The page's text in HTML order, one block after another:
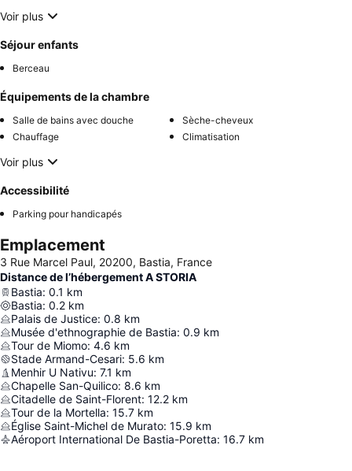
Voir plus
Séjour enfants
Berceau
Équipements de la chambre
Salle de bains avec douche
Sèche-cheveux
Chauffage
Climatisation
Voir plus
Accessibilité
Parking pour handicapés
Emplacement
3 Rue Marcel Paul, 20200, Bastia, France
Distance de l’hébergement A STORIA
Bastia: 0.1 km
Bastia: 0.2 km
Palais de Justice: 0.8 km
Musée d'ethnographie de Bastia: 0.9 km
Tour de Miomo: 4.6 km
Stade Armand-Cesari: 5.6 km
Menhir U Nativu: 7.1 km
Chapelle San-Quilico: 8.6 km
Citadelle de Saint-Florent: 12.2 km
Tour de la Mortella: 15.7 km
Église Saint-Michel de Murato: 15.9 km
Aéroport International De Bastia-Poretta: 16.7 km